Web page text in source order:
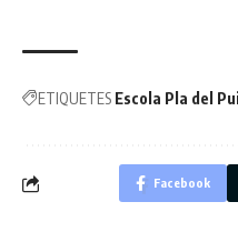
ETIQUETES Escola Pla del
Facebook